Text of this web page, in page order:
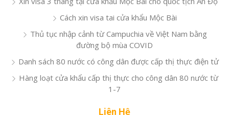
Cách xin visa tai cửa khẩu Mộc Bài
Thủ tục nhập cảnh từ Campuchia về Việt Nam bằng
đường bộ mùa COVID
Danh sách 80 nước có công dân được cấp thị thực điện tử
Hàng loạt cửa khẩu cấp thị thực cho công dân 80 nước từ
1-7
Liên Hệ